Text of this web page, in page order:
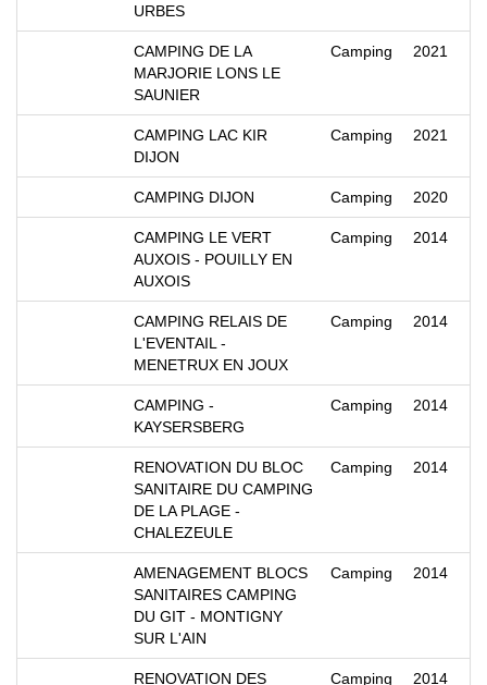
URBES
CAMPING DE LA
MARJORIE LONS LE
SAUNIER
Camping 2021
CAMPING LAC KIR
DIJON
Camping 2021
CAMPING DIJON Camping 2020
CAMPING LE VERT
AUXOIS - POUILLY EN
AUXOIS
Camping 2014
CAMPING RELAIS DE
L'EVENTAIL -
MENETRUX EN JOUX
Camping 2014
CAMPING -
KAYSERSBERG
Camping 2014
RENOVATION DU BLOC
SANITAIRE DU CAMPING
DE LA PLAGE -
CHALEZEULE
Camping 2014
AMENAGEMENT BLOCS
SANITAIRES CAMPING
DU GIT - MONTIGNY
SUR L'AIN
Camping 2014
RENOVATION DES Camping 2014